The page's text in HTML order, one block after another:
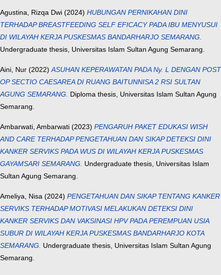
Agustina, Rizqa Dwi (2024) HUBUNGAN PERNIKAHAN DINI
TERHADAP BREASTFEEDING SELF EFICACY PADA IBU MENYUSUI
DI WILAYAH KERJA PUSKESMAS BANDARHARJO SEMARANG.
Undergraduate thesis, Universitas Islam Sultan Agung Semarang.
Aini, Nur (2022)ASUHAN KEPERAWATAN PADA Ny. L DENGAN POST
OP SECTIO CAESAREA DI RUANG BAITUNNISA 2 RSI SULTAN
AGUNG SEMARANG. Diploma thesis, Universitas Islam Sultan Agung
Semarang.
Ambarwati, Ambarwati (2023) PENGARUH PAKET EDUKASI WISH
AND CARE TERHADAP PENGETAHUAN DAN SIKAP DETEKSI DINI
KANKER SERVIKS PADA WUS DI WILAYAH KERJA PUSKESMAS
GAYAMSARI SEMARANG. Undergraduate thesis, Universitas Islam
Sultan Agung Semarang.
Ameliya, Nisa (2024) PENGETAHUAN DAN SIKAP TENTANG KANKER
SERVIKS TERHADAP MOTIVASI MELAKUKAN DETEKSI DINI
KANKER SERVIKS DAN VAKSINASI HPV PADA PEREMPUAN USIA
SUBUR DI WILAYAH KERJA PUSKESMAS BANDARHARJO KOTA
SEMARANG. Undergraduate thesis, Universitas Islam Sultan Agung
Semarang.